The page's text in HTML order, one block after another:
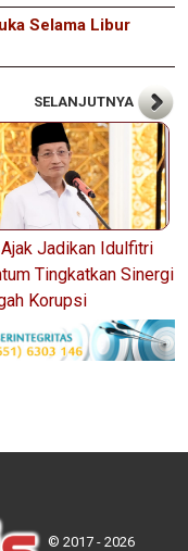
Selama Libur
SELANJUTNYA
Jadikan Idulfitri
Tingkatkan Sinergi
Korupsi
© 2017 - 2026